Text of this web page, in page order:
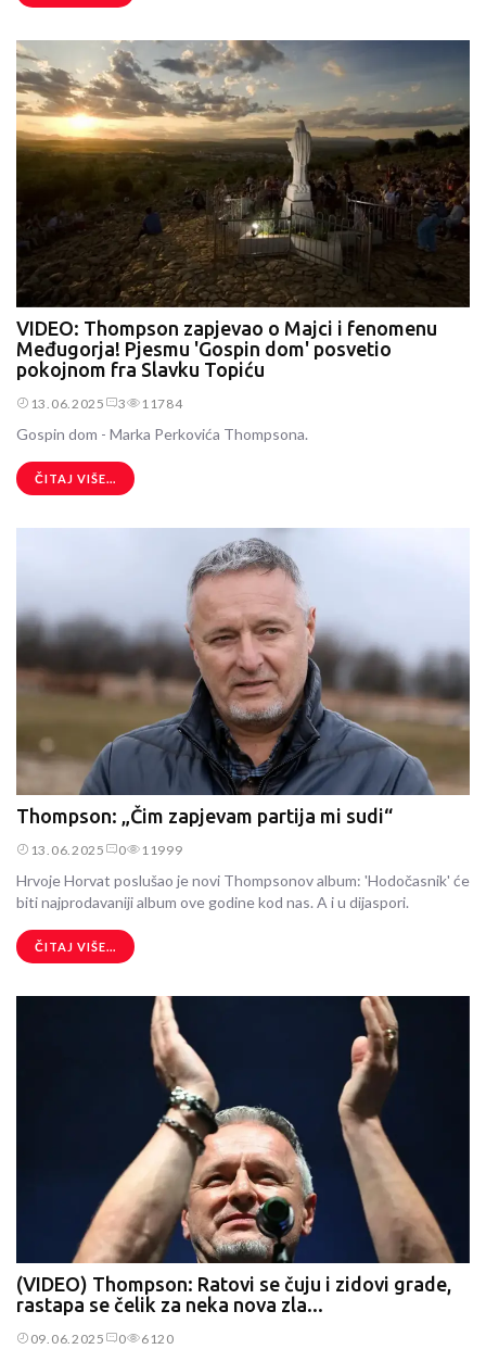
VIDEO: Thompson zapjevao o Majci i fenomenu
Međugorja! Pjesmu 'Gospin dom' posvetio
pokojnom fra Slavku Topiću
13.06.2025 3 11784
Gospin dom - Marka Perkovića Thompsona.
ČITAJ VIŠE...
Thompson: „Čim zapjevam partija mi sudi“
13.06.2025 0 11999
Hrvoje Horvat poslušao je novi Thompsonov album: 'Hodočasnik' će
biti najprodavaniji album ove godine kod nas. A i u dijaspori.
ČITAJ VIŠE...
(VIDEO) Thompson: Ratovi se čuju i zidovi grade,
rastapa se čelik za neka nova zla...
09.06.2025 0 6120